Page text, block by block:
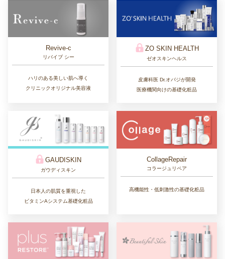
Revive-c
リバイブ シー
ハリのある美しい肌へ導く
クリニックオリジナル美容液
ZO SKIN HEALTH
ゼオスキンヘルス
皮膚科医 Dr.オバジが開発
医療機関向けの基礎化粧品
GAUDISKIN
ガウディスキン
日本人の肌質を重視した
ビタミンAシステム基礎化粧品
CollageRepair
コラージュリペア
高機能性・低刺激性の基礎化粧品